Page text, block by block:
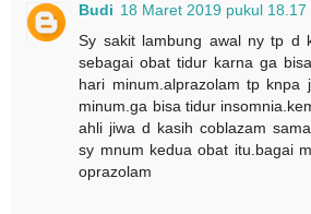
Budi 18 Maret 2019 pukul 18.17
Sy sakit lambung awal ny tp d
sebagai obat tidur karna ga
hari minum.alprazolam tp knpa
minum.ga bisa tidur
ahli jiwa d kasih coblazam
sy mnum kedua obat itu.bagai
oprazolam